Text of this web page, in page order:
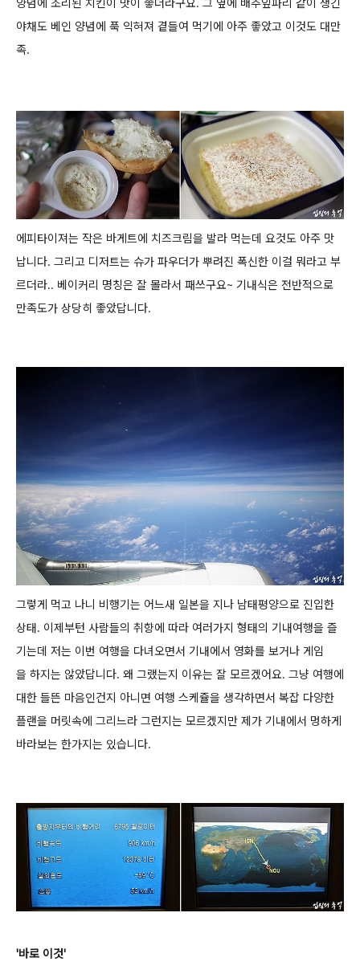
야채도 베인 양념에 푹 익혀져 곁들여 먹기에 아주 좋았고 이것도 대만
족.
에피타이져는 작은 바게트에 치즈크림을 발라 먹는데 요것도 아주 맛
납니다. 그리고 디저트는 슈가 파우더가 뿌려진 폭신한 이걸 뭐라고 부
르더라.. 베이커리 명칭은 잘 몰라서 패쓰구요~ 기내식은 전반적으로
만족도가 상당히 좋았답니다.
그렇게 먹고 나니 비행기는 어느새 일본을 지나 남태평양으로 진입한
상태. 이제부턴 사람들의 취향에 따라 여러가지 형태의 기내여행을 즐
기는데 저는 이번 여행을 다녀오면서 기내에서 영화를 보거나 게임
을 하지는 않았답니다. 왜 그랬는지 이유는 잘 모르겠어요. 그냥 여행에
대한 들뜬 마음인건지 아니면 여행 스케쥴을 생각하면서 복잡 다양한
플랜을 머릿속에 그리느라 그런지는 모르겠지만 제가 기내에서 멍하게
바라보는 한가지는 있습니다.
'바로 이것'